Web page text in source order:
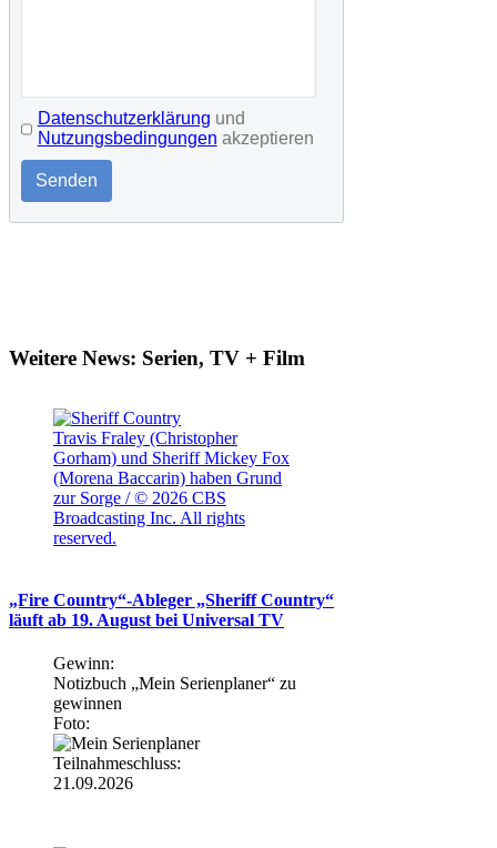
Datenschutzerklärung und
Nutzungsbedingungen akzeptieren
Senden
Weitere News: Serien, TV + Film
Travis Fraley (Christopher
Gorham) und Sheriff Mickey Fox
(Morena Baccarin) haben Grund
zur Sorge / © 2026 CBS
Broadcasting Inc. All rights
reserved.
„Fire Country“-Ableger „Sheriff Country“
läuft ab 19. August bei Universal TV
Gewinn:
Notizbuch „Mein Serienplaner“ zu
gewinnen
Foto:
Teilnahmeschluss:
21.09.2026